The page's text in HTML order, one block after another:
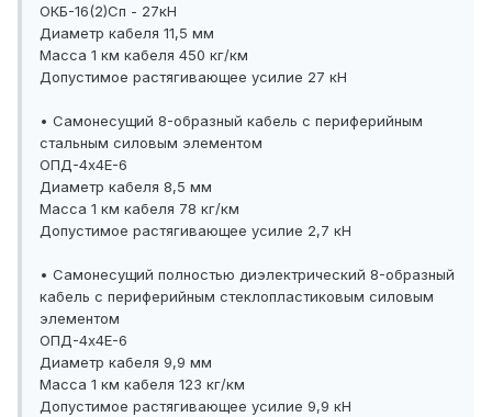
ОКБ-16(2)Сп - 27кН
Диаметр кабеля 11,5 мм
Масса 1 км кабеля 450 кг/км
Допустимое растягивающее усилие 27 кН
• Самонесущий 8-образный кабель с периферийным
стальным силовым элементом
ОПД-4x4E-6
Диаметр кабеля 8,5 мм
Масса 1 км кабеля 78 кг/км
Допустимое растягивающее усилие 2,7 кН
• Самонесущий полностью диэлектрический 8-образный
кабель с периферийным стеклопластиковым силовым
элементом
ОПД-4x4E-6
Диаметр кабеля 9,9 мм
Масса 1 км кабеля 123 кг/км
Допустимое растягивающее усилие 9,9 кН